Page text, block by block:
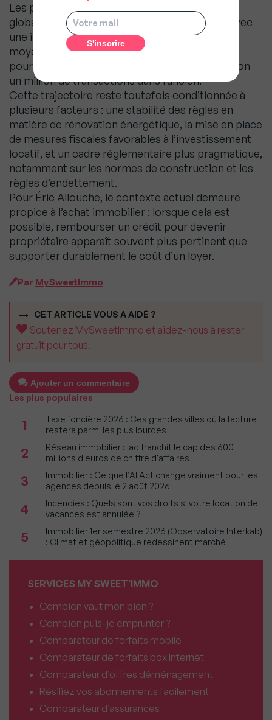
Les perspectives pour 2026 sont jugées
globalement favorables par ERA Immobilier. Avec
une inflation autour de 1 % et un taux de crédit
moyen estimé à 3,5 %, la dynamique actuelle
pourrait se poursuivre, avec un objectif d’environ
un million de transactions dans l’ancien.
Cette trajectoire reste toutefois conditionnée à
plusieurs facteurs : une stabilité des règles en
matière de rénovation énergétique, la mise en place
de mesures fiscales favorables à l’investissement
locatif, et un cadre réglementaire plus pragmatique,
notamment sur les normes de construction et les
règles d’endettement.
Pour Éric Allouche, le contexte actuel demeure
propice à l’achat immobilier : lorsque cela est
possible, rembourser un crédit pour devenir
propriétaire apparaît souvent plus pertinent que
supporter durablement le coût d’un loyer.
Par MySweetImmo
CET ARTICLE VOUS A AIDÉ ?
Soutenez MySweetImmo et aidez-nous à rester
gratuit pour tous.
Ajouter un commentaire
Les plus populaires
1
Taxe foncière 2026 : Ces grandes villes où la facture
restera parmi les plus lourdes
2
Réseau immobilier : iad franchit le cap des 600
millions d'euros de chiffre d'affaires
3
Immobilier : Ce que l’AI Act change vraiment pour les
agences depuis le 2 août 2026
4
Incendies : Quels sont vos droits si votre location de
vacances est annulée ?
5
Immobilier 1er semestre 2026 (Observatoire Interkab)
: Climat et géopolitique redessinent marché
SERVICES MY SWEET'IMMO
Combien vaut mon bien ?
Combien puis-je emprunter ?
Comparateur de forfaits mobile
Comparateur de forfaits box Internet
Comparateur d’offres déménagement
Résiliez vos abonnements facilement
Comparateur d’assurances